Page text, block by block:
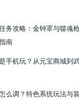
务攻略：金钟罩与噬魂
南
手机玩？从元宝商城到
么调？特色系统玩法与